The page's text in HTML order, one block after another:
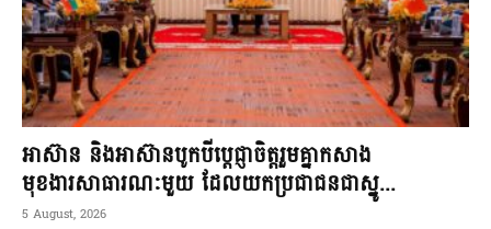
អាស៊ាន និងអាស៊ានបូកបីប្តេជ្ញាចិត្តរួមគ្នាកសាង
មុខងារសាធារណៈមួយ ដែលយកប្រជាជនជាស្នូ...
5 August, 2026